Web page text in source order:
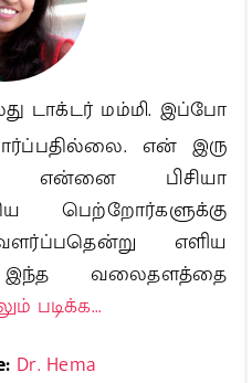
டாக்டர் மம்மி. இப்போ
என் இரு
என்னை பிசியா
பெற்றோர்களுக்கு
எளிய
வலைதளத்தை
படிக்க...
Dr. Hema